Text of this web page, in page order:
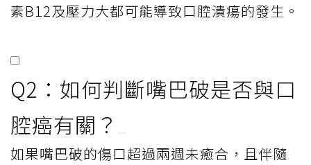
素B12及壓力大都可能導致口腔潰瘍的發生。
Q2：如何判斷嘴巴破是否與口
腔癌有關？
如果嘴巴破的傷口超過兩週未癒合，且伴隨